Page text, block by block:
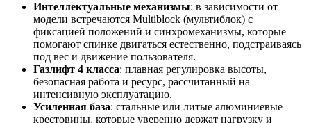
Интеллектуальные механизмы: в зависимости от
модели встречаются Multiblock (мультиблок) с
фиксацией положений и синхромеханизмы, которые
помогают спинке двигаться естественно, подстраиваясь
под вес и движение пользователя.
Газлифт 4 класса: плавная регулировка высоты,
безопасная работа и ресурс, рассчитанный на
интенсивную эксплуатацию.
Усиленная база: стальные или литые алюминиевые
крестовины, которые уверенно держат нагрузку и